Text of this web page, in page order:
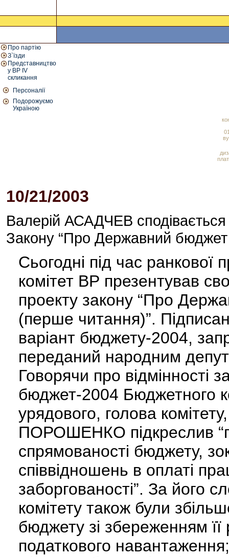
Про партію
З`їзди
Представництво
у ВР IV
скликання
Персоналії
Подорожуємо
Україною
10/21/2003
Валерій АСАДЧЕВ
Закону “Про Державний бюджет
Сьогодні під час
комітет ВР презентував
проекту закону “Про
(перше читання)”.
варіант бюджету-2004,
переданий народним
Говорячи про відмінності
бюджет-2004 Бюджетного
урядового, голова
ПОРОШЕНКО підкреслив
спрямованості бюджету,
співвідношень в оплаті
заборгованості”. За його
комітету також були
бюджету зі збереженням
податкового